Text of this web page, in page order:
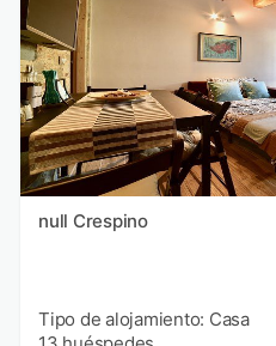
null Crespino
Tipo de alojamiento: Casa